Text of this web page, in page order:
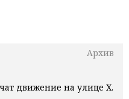
Архив
движение на улице Х.